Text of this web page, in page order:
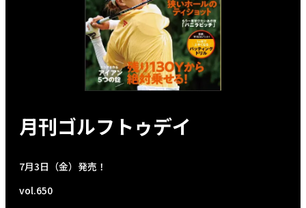
月刊ゴルフトゥデイ
7月3日（金）発売！
vol.650